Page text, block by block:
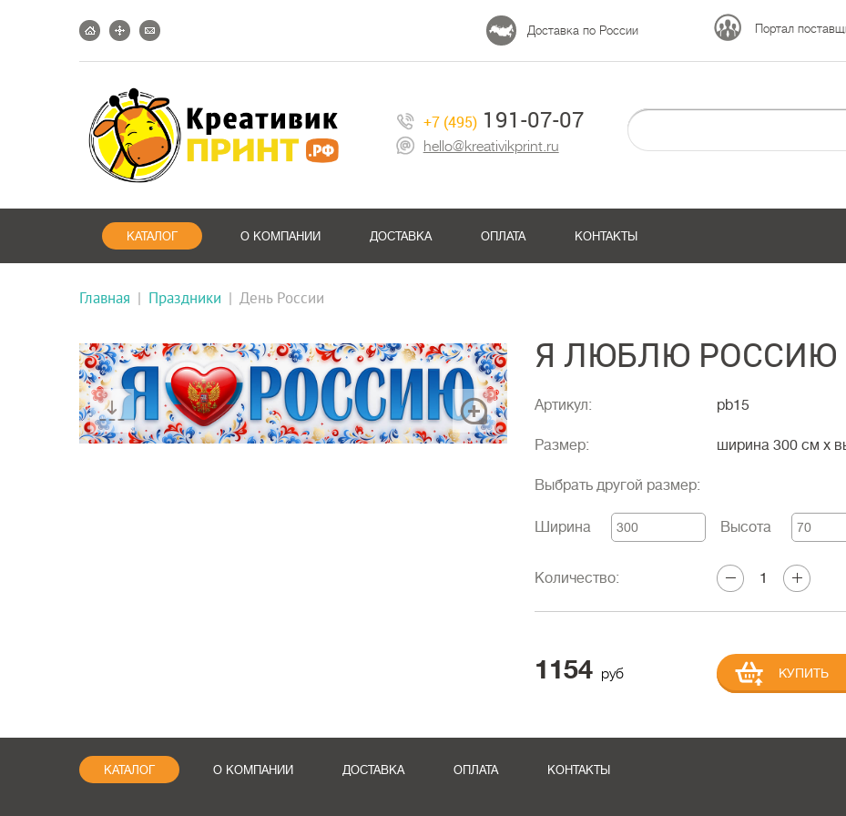
Доставка по России Портал
+7 (495)191-07-07
hello@kreativikprint.ru
КАТАЛОГ О КОМПАНИИ ДОСТАВКА ОПЛАТА КОНТАКТЫ
Главная | Праздники | День России
Я ЛЮБЛЮ РОССИЮ
Артикул: pb15
Размер: ширина 300 см x
Выбрать другой размер:
Ширина Высота
Количество:
1154 руб КУПИТЬ
КАТАЛОГ О КОМПАНИИ ДОСТАВКА ОПЛАТА КОНТАКТЫ